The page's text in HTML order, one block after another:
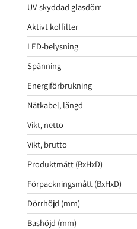
UV-skyddad glasdörr
Aktivt kolfilter
LED-belysning
Spänning
Energiförbrukning
Nätkabel, längd
Vikt, netto
Vikt, brutto
Produktmått (BxHxD)
Förpackningsmått (BxHxD)
Dörrhöjd (mm)
Bashöjd (mm)